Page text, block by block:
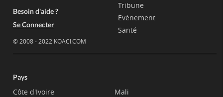
Besoin d'aide ?
Se Connecter
© 2008 - 2022 KOACI.COM
Tribune
Evènement
Santé
Pays
Côte d'Ivoire
Mali